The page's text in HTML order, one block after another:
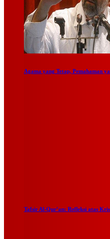
Agama yang Tetap, Pemahaman
Tafsir Al-Qur’an: Refleksi atas